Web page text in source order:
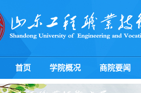
首页 学院概况 商院要闻